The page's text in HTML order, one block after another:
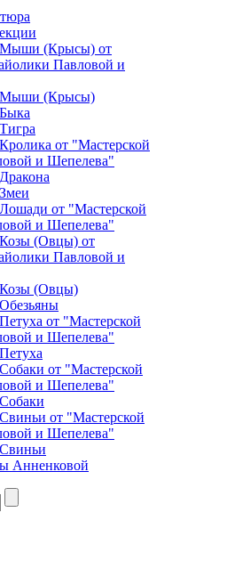
Мыши (Крысы) от
Павловой и
Мыши (Крысы)
от "Мастерской
и Шепелева"
от "Мастерской
и Шепелева"
(Овцы) от
Павловой и
(Овцы)
от "Мастерской
и Шепелева"
от "Мастерской
и Шепелева"
от "Мастерской
и Шепелева"
Анненковой